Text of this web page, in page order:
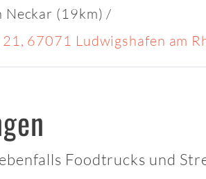
Neckar (19km)/
67071 Ludwigshafen am
Foodtrucks und